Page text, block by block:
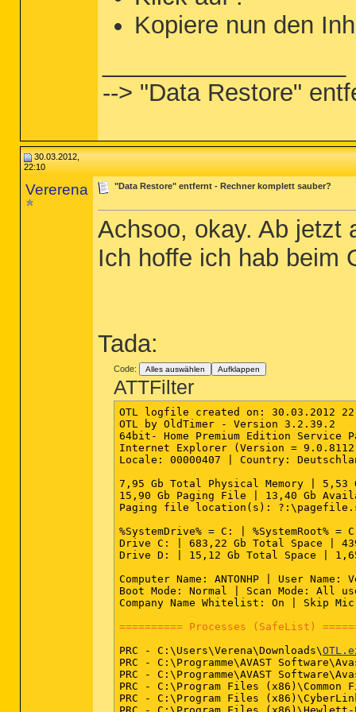
ahcix86s.sys
/md5stop
%systemroot%\System32\config\*.sav
CREATERESTOREPOINT
Kopiere nun den
--> "Data Restore"
30.03.2012,
22:10
Vererena "Data Restore" entfernt - Rechner komplett sauber?
Achsoo, okay. Ab jetzt
Ich hoffe ich hab beim
Tada:
Code: Alles auswählen Aufklappen
ATTFilter
OTL logfile created on: 30.03.2012
OTL by OldTimer - Version 3.2.39.2
64bit- Home Premium Edition Service
Internet Explorer (Version =
Locale: 00000407 | Country:
7,95 Gb Total Physical Memory | 5,53
15,90 Gb Paging File | 13,40 Gb
Paging file location(s):
%SystemDrive% = C: | %SystemRoot%
Drive C: | 683,22 Gb Total Space |
Drive D: | 15,12 Gb Total Space |
Computer Name: ANTONHP | User
Boot Mode: Normal | Scan Mode: All
Company Name Whitelist: On | Skip
========== Processes (SafeList)
PRC - C:\Users\Verena\Downloads\
PRC - C:\Programme\AVAST
PRC - C:\Programme\AVAST
PRC - C:\Program Files (x86)\Common
PRC - C:\Program Files